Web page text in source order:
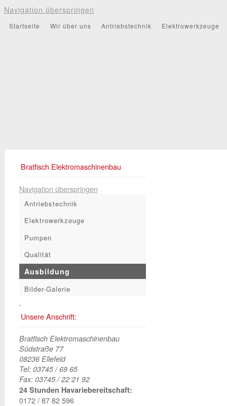
Navigation überspringen
Startseite Wir über uns Antriebstechnik Elektrowerkzeuge
Bratfisch Elektromaschinenbau
Navigation überspringen
Antriebstechnik
Elektrowerkzeuge
Pumpen
Qualität
Ausbildung
Bilder-Galerie
Unsere Anschrift:
Bratfisch Elektromaschinenbau
Südstraße 77
08236 Ellefeld
Tel: 03745 / 69 65
Fax: 03745 / 22 21 92
24 Stunden Havariebereitschaft:
0172 / 87 82 596